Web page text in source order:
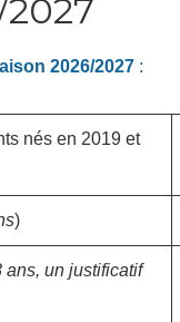
2026/2027:
nés en 2019 et
)
ans, un justificatif